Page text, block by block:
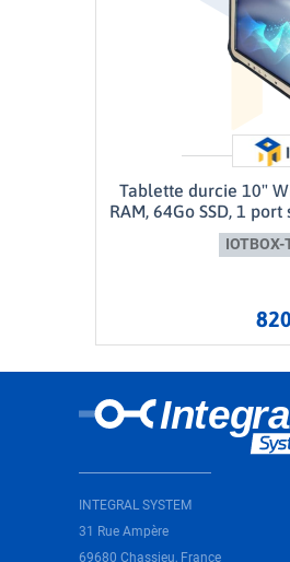
Tablette durcie 10"
RAM, 64Go SSD, 1
INTEGRAL SYSTEM
31 Rue Ampère
69680 Chassieu, France